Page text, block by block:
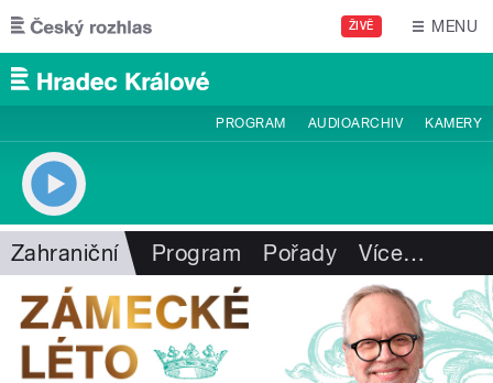
Přejít k hlavnímu obsahu
ŽIVĚ MENU
PROGRAM AUDIOARCHIV KAMERY
Zahraniční Program Pořady Více…